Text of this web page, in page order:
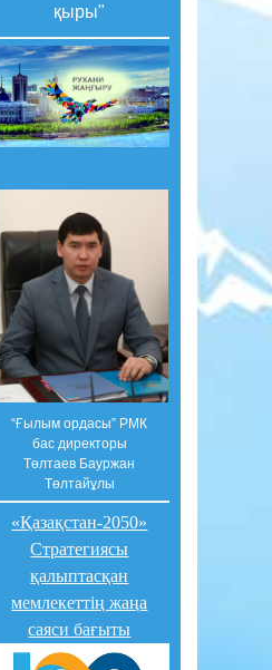
қыры"
“Ғылым ордасы” РМК
бас директоры
Төлтаев Бауржан
Төлтайұлы
«Қазақстан-2050»
Стратегиясы
қалыптасқан
мемлекеттің жаңа
саяси бағыты